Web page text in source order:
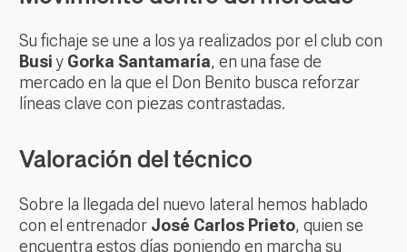
Su fichaje se une a los ya realizados por el club con
Busiy Gorka Santamaría, en una fase de
mercado en la que el Don Benito busca reforzar
líneas clave con piezas contrastadas.
Valoración del técnico
Sobre la llegada del nuevo lateral hemos hablado
con el entrenador José Carlos Prieto, quien se
encuentra estos días poniendo en marcha su